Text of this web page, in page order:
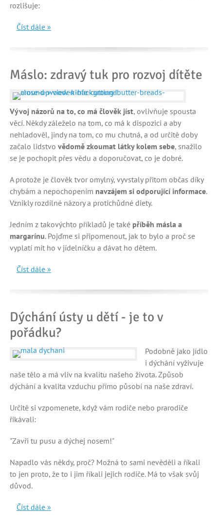
rozlišuje:
Číst dále »
Máslo: zdravý tuk pro rozvoj dítěte
Vývoj názorů na to, co má člověk jíst, ovlivňuje spousta
věcí. Někdy záleželo na tom, co má k dispozici a aby
nehladověl, jindy na tom, co mu chutná, a od určitě doby
začalo lidstvo vědomě zkoumat látky kolem sebe, snažilo
se je pochopit přes vědu a doporučovat, co je dobré.
A protože je člověk tvor omylný, vyvstaly přitom občas díky
chybám a nepochopením navzájem si odporující informace.
Vznikly rozdílné názory a protichůdné diety.
Jedním z takovýchto příkladů je také příběh másla a
margarínu. Pojďme si připomenout, jak to bylo a proč se
vyplatí mít ho v jídelníčku a dávat ho dětem.
Číst dále »
Dýchání ústy u dětí - je to v
pořádku?
Podobně jako jídlo
i dýchání vyživuje
naše tělo a má vliv na kvalitu našeho života. Způsob
dýchání a kvalita vzduchu přímo působí na naše zdraví.
Určitě si vzpomenete, když vám rodiče nebo prarodiče
říkávali:
"Zavři tu pusu a dýchej nosem!"
Napadlo vás někdy, proč? Možná to sami nevěděli a říkali
to jen proto, že to i jim říkali jejich rodiče. Má to však svůj
důvod.
Číst dále »